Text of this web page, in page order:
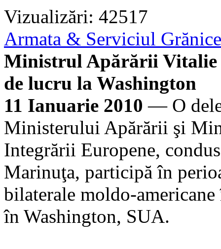
Vizualizări: 42517
Armata & Serviciul
Ministrul Apărării Vitalie
de lucru la Washington
11 Ianuarie 2010 — O
Ministerului Apărării şi
Integrării Europene,
Marinuţa, participă în
bilaterale moldo-
în Washington, SUA.